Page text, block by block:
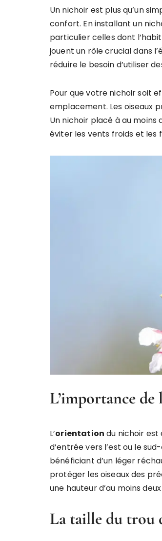
Un nichoir est plus qu’un
confort. En installant un
particulier celles dont
jouent un rôle crucial dans
réduire le besoin d’utiliser
Pour que votre nichoir soit
emplacement. Les oiseaux
Un nichoir placé à au moins
éviter les vents froids et les
L’importance
L’orientation du nichoir est
d’entrée vers l’est ou le
bénéficiant d’un léger
protéger les oiseaux des
une hauteur d’au moins
La taille du trou